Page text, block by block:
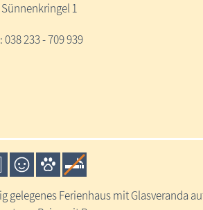
1
038 233 - 709 939
gelegenes Ferienhaus mit Glasveranda